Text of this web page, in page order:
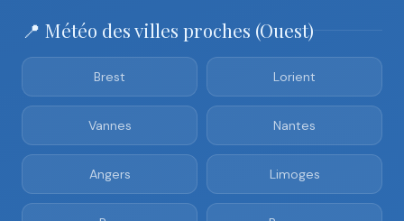
📍 Météo des villes proches (Ouest)
Brest Lorient
Vannes Nantes
Angers Limoges